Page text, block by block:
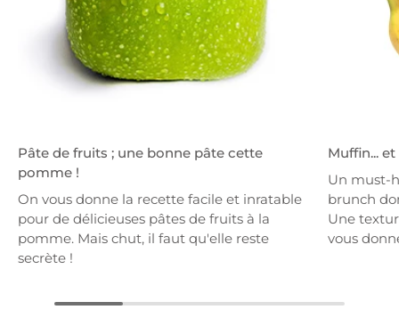
Pâte de fruits ; une bonne pâte cette
pomme !
On vous donne la recette facile et inratable
pour de délicieuses pâtes de fruits à la
pomme. Mais chut, il faut qu'elle reste
secrète !
Muffin...
Un must-
brunch
Une
vous